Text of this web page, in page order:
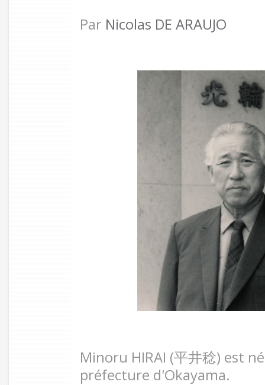
Par Nicolas DE ARAUJO
Minoru HIRAI (平井稔) est
préfecture d'Okayama.